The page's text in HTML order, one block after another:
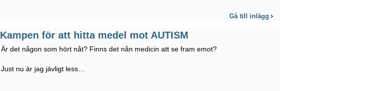
Gå till inlägg
Kampen för att hitta medel mot AUTISM
Är det någon som hört nåt? Finns det nån medicin att se fram emot?
Just nu är jag jävligt less…